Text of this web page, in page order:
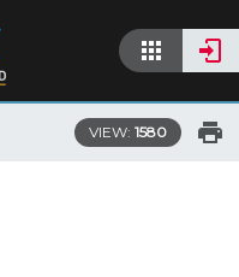
VIEW: 1580